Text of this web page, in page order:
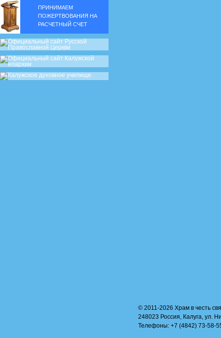
ПРИНИМАЕМ
ПОЖЕРТВОВАНИЯ НА
РАСЧЕТНЫЙ СЧЕТ
© 2011-2026 Храм в честь
248023 Россия, Калуга, ул.
Телефоны: +7 (4842) 73-58-